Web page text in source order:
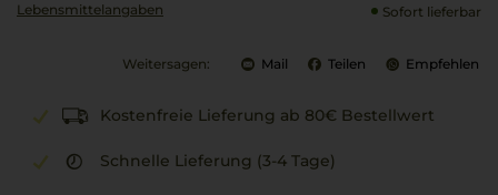
Lebensmittel­angaben Sofort lieferbar
Weitersagen: Mail Teilen Empfehlen
Kostenfreie Lieferung ab 80€ Bestellwert
Schnelle Lieferung (3-4 Tage)